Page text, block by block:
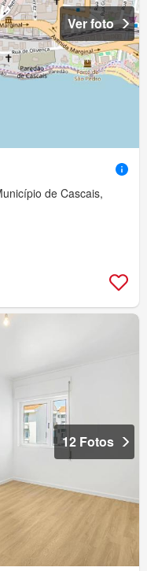
Ver foto
de Cascais,
12 Fotos